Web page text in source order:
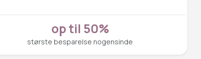
op til 50%
største besparelse nogensinde